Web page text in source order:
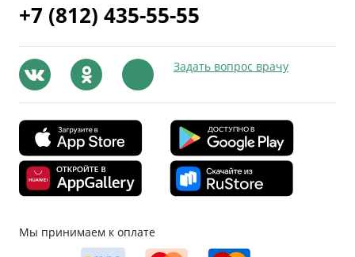
+7 (812) 435-55-55
Задать вопрос врачу
Мы принимаем к оплате